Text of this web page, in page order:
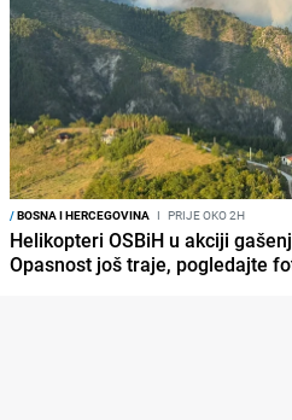
/BOSNA I HERCEGOVINA I PRIJE OKO 2H
Helikopteri OSBiH u akciji
Opasnost još traje, pogledajte